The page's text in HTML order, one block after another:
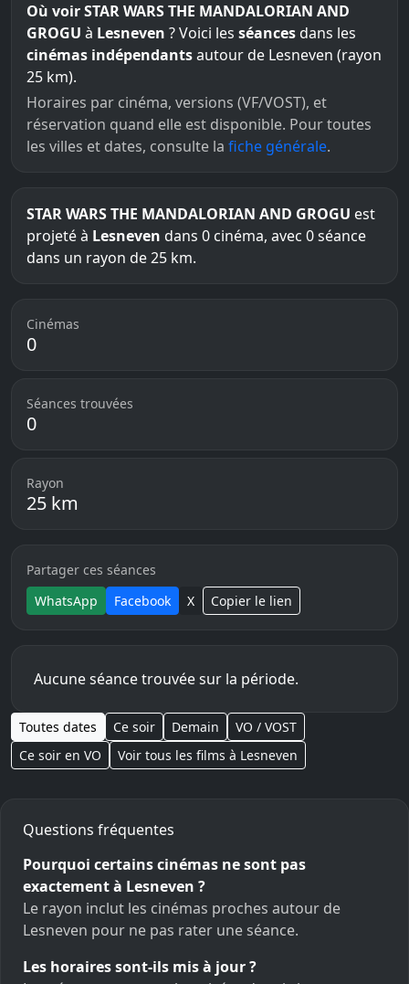
Où voir STAR WARS THE MANDALORIAN AND
GROGU à Lesneven ? Voici les séances dans les
cinémas indépendantsautour de Lesneven (rayon
25 km).
Horaires par cinéma, versions (VF/VOST), et
réservation quand elle est disponible. Pour toutes
les villes et dates, consulte la fiche générale.
STAR WARS THE MANDALORIAN AND GROGU est
projeté à Lesneven dans 0 cinéma, avec 0 séance
dans un rayon de 25 km.
Cinémas
0
Séances trouvées
0
Rayon
25 km
Partager ces séances
WhatsApp
Facebook X Copier le lien
Aucune séance trouvée sur la période.
Toutes dates Ce soir Demain
VO / VOST
Ce soir en VO
Voir tous les films à Lesneven
Questions fréquentes
Pourquoi certains cinémas ne sont pas
exactement à Lesneven ?
Le rayon inclut les cinémas proches autour de
Lesneven pour ne pas rater une séance.
Les horaires sont-ils mis à jour ?